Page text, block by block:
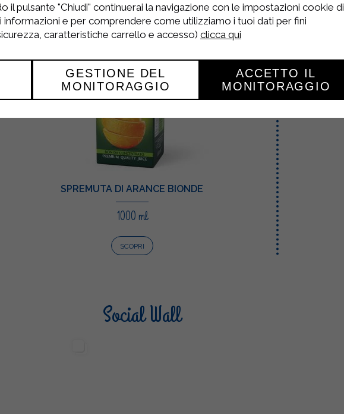
SPREMUTA DI ARANCE BIONDE
1000 ml
SCOPRI
Social Wall
il pulsante "Chiudi" continuerai la navigazione con le impostazioni cookie di
informazioni e per comprendere come utilizziamo i tuoi dati per fini
caratteristiche carrello e accesso) clicca qui
GESTIONE DEL
MONITORAGGIO
ACCETTO IL
MONITORAGGIO